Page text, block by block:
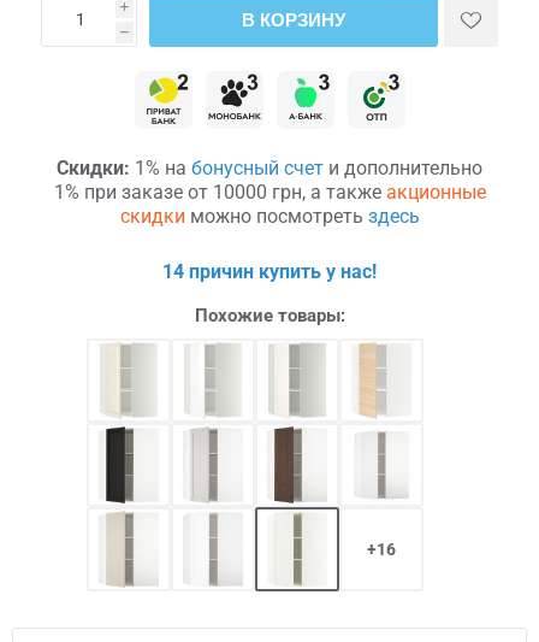
i
h
В КОРЗИНУ
Скидки: 1% на бонусный счет и дополнительно
1% при заказе от 10000 грн, а также акционные
скидки можно посмотреть здесь
14 причин купить у нас!
Похожие товары:
+16